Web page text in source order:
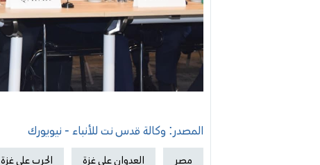
المصدر: وكالة قدس نت للأنباء - نيويورك
مصر العدوان على غزة الحرب على غزة